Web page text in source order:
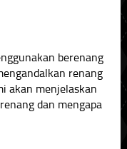
berenang
renang
akan menjelaskan
dan mengapa